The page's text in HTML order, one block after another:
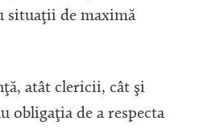
situaţii de maximă
atât clericii, cât şi
obligaţia de a respecta